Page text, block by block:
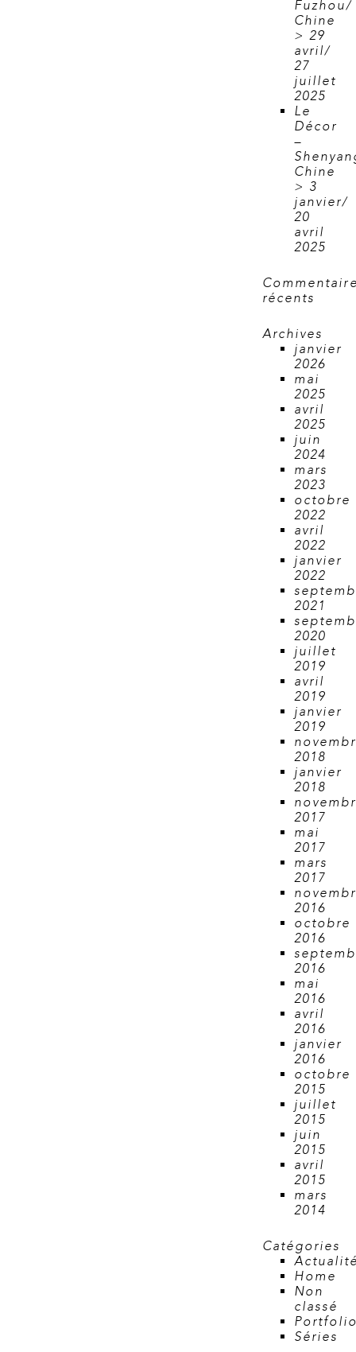
Fuzhou/
Chine
> 29
avril/
27
juillet
2025
Le
Décor
–
Chine
> 3
janvier/
20
avril
2025
récents
Archives
janvier
2026
mai
2025
avril
2025
juin
2024
mars
2023
octobre
2022
avril
2022
janvier
2022
2021
2020
juillet
2019
avril
2019
janvier
2019
2018
janvier
2018
2017
mai
2017
mars
2017
2016
octobre
2016
2016
mai
2016
avril
2016
janvier
2016
octobre
2015
juillet
2015
juin
2015
avril
2015
mars
2014
Catégories
Home
Non
classé
Séries